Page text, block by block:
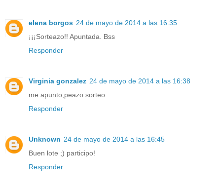
elena borgos 24 de mayo de 2014 a las 16:35
¡¡¡Sorteazo!! Apuntada. Bss
Responder
Virginia gonzalez 24 de mayo de 2014 a las 16:38
me apunto,peazo sorteo.
Responder
Unknown 24 de mayo de 2014 a las 16:45
Buen lote ;) participo!
Responder